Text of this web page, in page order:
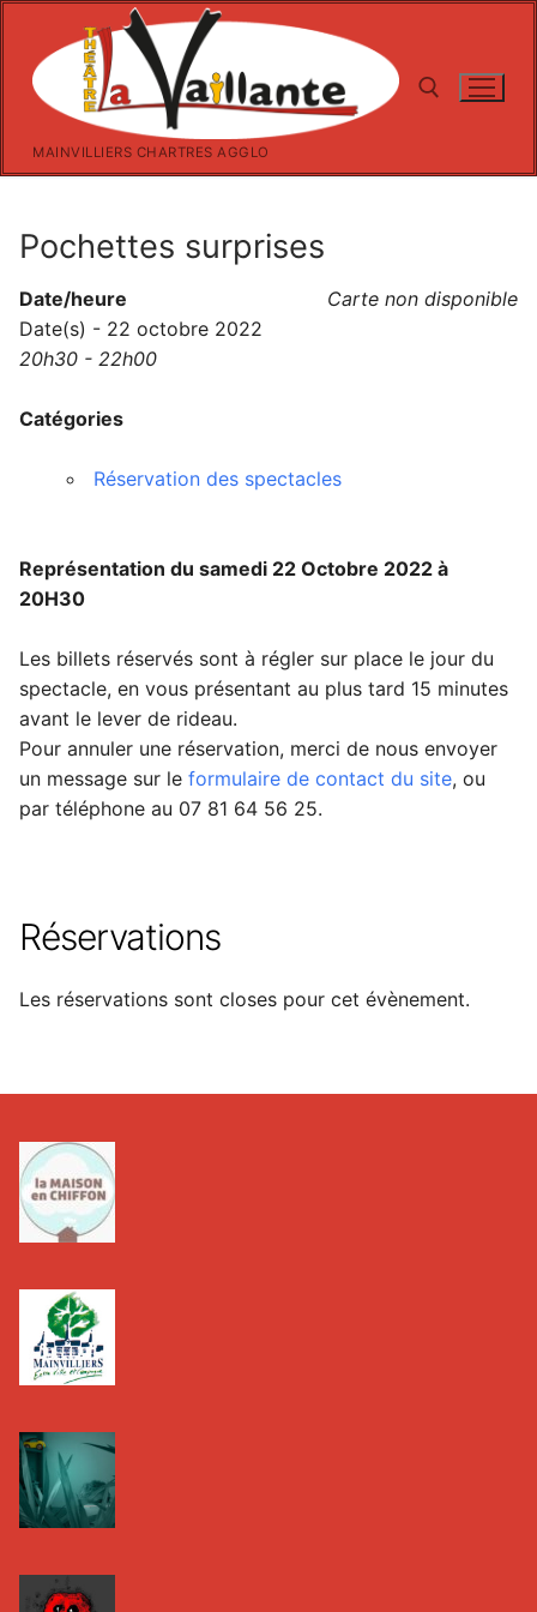
contenu
MAINVILLIERS CHARTRES AGGLO
Pochettes surprises
Carte non disponible
Date/heure
Date(s) - 22 octobre 2022
20h30 - 22h00
Catégories
Réservation des spectacles
Représentation du samedi 22 Octobre 2022 à
20H30
Les billets réservés sont à régler sur place le jour du
spectacle, en vous présentant au plus tard 15 minutes
avant le lever de rideau.
Pour annuler une réservation, merci de nous envoyer
un message sur le formulaire de contact du site, ou
par téléphone au 07 81 64 56 25.
Réservations
Les réservations sont closes pour cet évènement.